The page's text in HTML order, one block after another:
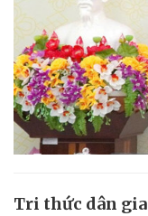
Tri thức dân